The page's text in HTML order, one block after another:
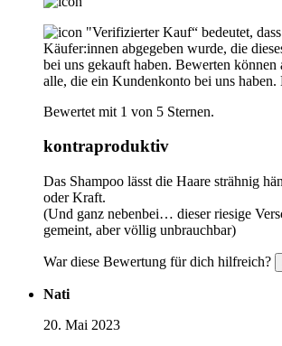
"Verifizierter Kauf“ bedeutet,
Käufer:innen abgegeben wurde, die
bei uns gekauft haben. Bewerten können
alle, die ein Kundenkonto bei uns haben.
Bewertet mit 1 von 5 Sternen.
kontraproduktiv
Das Shampoo lässt die Haare strähnig
oder Kraft.
(Und ganz nebenbei… dieser riesige
gemeint, aber völlig unbrauchbar)
War diese Bewertung für dich hilfreich?
Nati
20. Mai 2023